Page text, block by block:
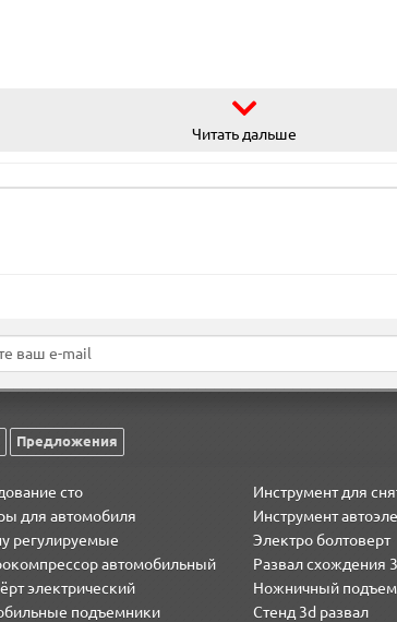
F-1208-10Green, шланг для компрессора, шланг
Читать дальше
Предложения
сто
для автомобиля
регулируемые
автомобильный
электрический
подъемники
Инструмент для
Инструмент
Электро болтоверт
Развал схождения
Ножничный
Стенд 3d развал